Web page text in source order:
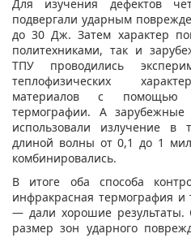
Для изучения дефектов
подвергали ударным
до 30 Дж. Затем характер
политехниками, так и
ТПУ проводились
теплофизических
материалов с помощью
термографии. А
использовали излучение в
длиной волны от 0,1 до 1
комбинировались.
В итоге оба способа
инфракрасная термография и
— дали хорошие результаты.
размер зон ударного